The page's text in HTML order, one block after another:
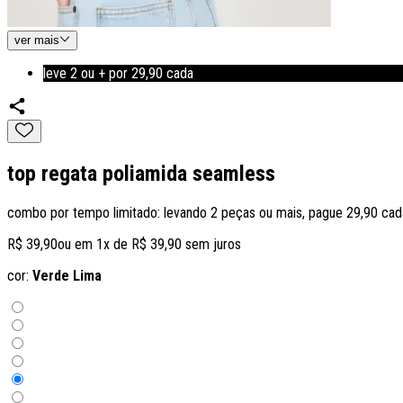
ver mais
leve 2 ou + por 29,90 cada
top regata poliamida seamless
combo por tempo limitado: levando 2 peças ou mais, pague 29,90
R$ 39,90ou em 1x de R$ 39,90 sem juros
cor: Verde Lima